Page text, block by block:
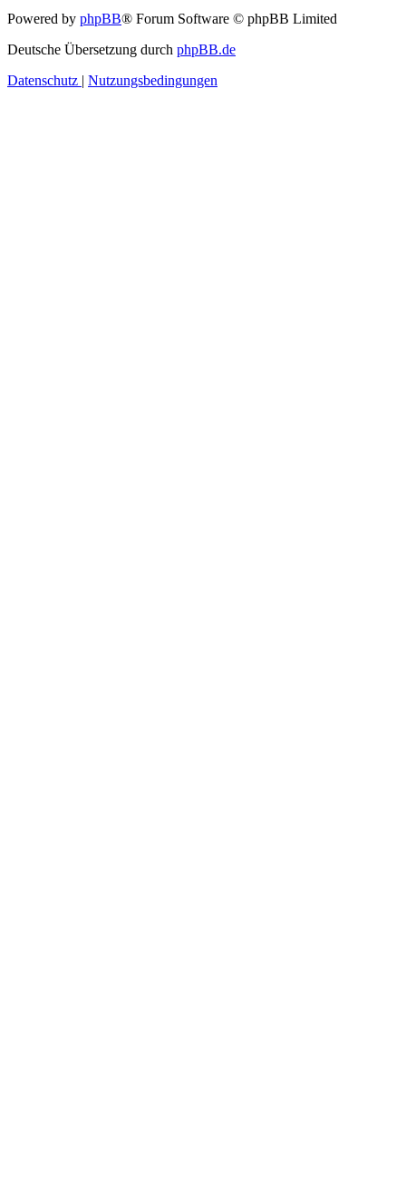
Powered by phpBB® Forum Software © phpBB Limited
Deutsche Übersetzung durch phpBB.de
Datenschutz | Nutzungsbedingungen